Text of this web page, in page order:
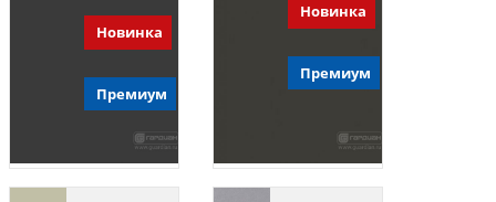
Новинка
Премиум
Новинка
Премиум